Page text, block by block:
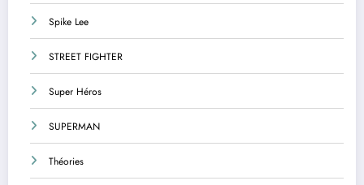
Spike Lee
STREET FIGHTER
Super Héros
SUPERMAN
Théories